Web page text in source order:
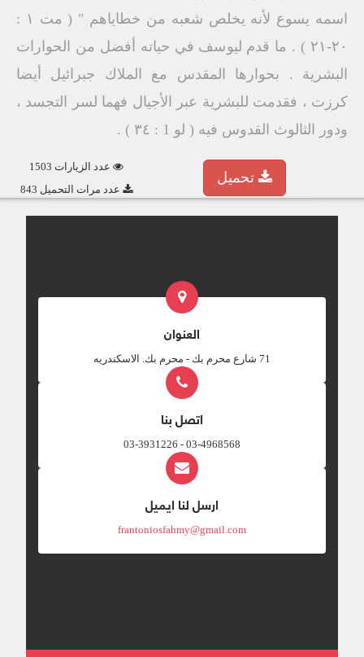
اسمه يسوع لأنه يخلص شعبه من خطاياهم " ( مت ۱ :
۲۰-٢١ ) . ما قدم ليوسف في حياته أفضل من الحوارات
البشرية . بحوارها المقدس مع الملاك جبرائيل أيضا
كرزت ، فقدمت للبشرية عبر الأجيال فهما لسر التجسد ،
ودور الثالوث القدوس فيه ( لو 1 : ٣٤ ) .
عدد الزيارات 1503
عدد مرات التحميل 843
تحميل
العنوان
‎71 شارع محرم بك - محرم بك. الاسكندريه
اتصل بنا
03-4968568 - 03-3931226
ارسل لنا ايميل
frantoniosfahmy@gmail.com